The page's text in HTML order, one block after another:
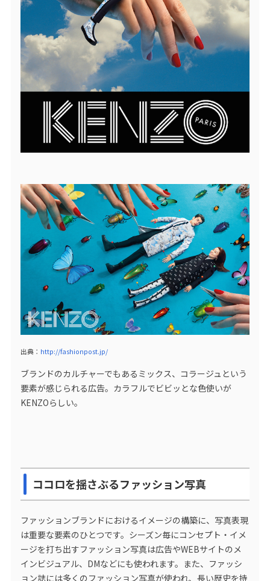
出典： http://fashionpost.jp/
ブランドのカルチャーでもあるミックス、コラージュという
要素が感じられる広告。カラフルでビビッとな色使いが
KENZOらしい。
ココロを揺さぶるファッション写真
ファッションブランドにおけるイメージの構築に、写真表現
は重要な要素のひとつです。シーズン毎にコンセプト・イメ
ージを打ち出すファッション写真は広告やWEBサイトのメ
インビジュアル、DMなどにも使われます。また、ファッシ
ョン誌には多くのファッション写真が使われ、長い歴史を持